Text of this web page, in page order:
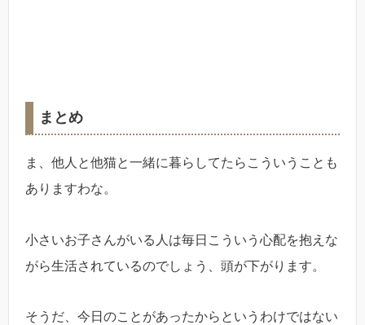
まとめ
ま、他人と他猫と一緒に暮らしてたらこういうことも
ありますわな。
小さいお子さんがいる人は毎日こういう心配を抱えな
がら生活されているのでしょう、頭が下がります。
そうだ、今日のことがあったからというわけではない